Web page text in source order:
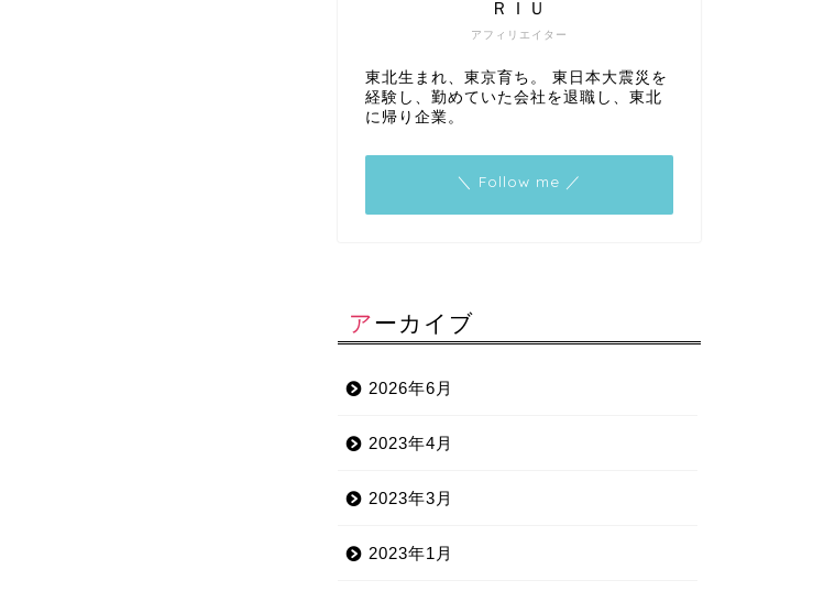
アフィリエイター
ＲＩＵ
東北生まれ、東京育ち。 東日本大震災を
経験し、勤めていた会社を退職し、東北
に帰り企業。
＼ Follow me ／
アーカイブ
2026年6月
2023年4月
2023年3月
2023年1月